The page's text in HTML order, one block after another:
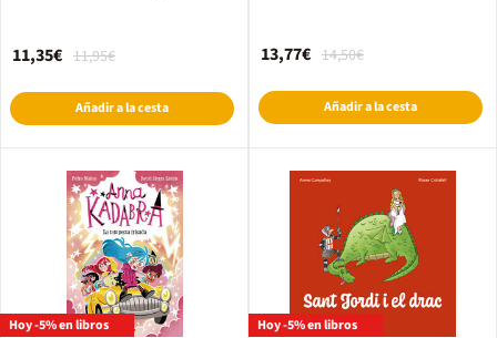
11,95€
11,35€
Añadir a la cesta
14,50€
13,77€
Añadir a la cesta
Hoy -5% en libros Hoy -5% en libros